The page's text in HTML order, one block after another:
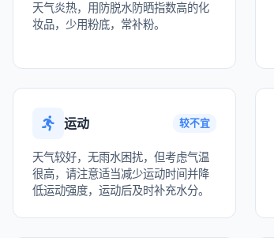
天气炎热，用防脱水防晒指数高的化
妆品，少用粉底，常补粉。
运动 较不宜
天气较好，无雨水困扰，但考虑气温
很高，请注意适当减少运动时间并降
低运动强度，运动后及时补充水分。